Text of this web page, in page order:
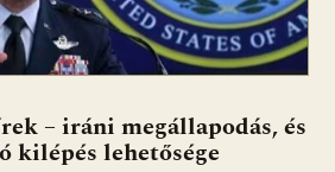
– iráni megállapodás, és
kilépés lehetősége